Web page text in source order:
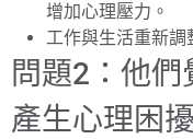
增加心理壓力。
工作與生活重新調
問題2：他們
產生心理困